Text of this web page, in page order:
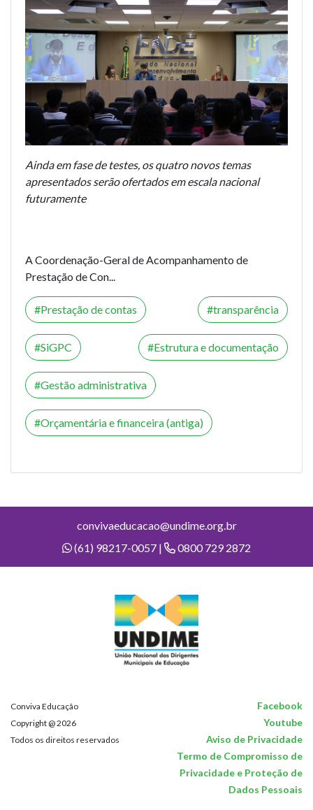
Ainda em fase de testes, os quatro novos temas
apresentados serão ofertados em escala nacional
futuramente
A Coordenação-Geral de Acompanhamento de
Prestação de Con...
Prestação de contas transparência
SiGPC Estrutura e documentação
Gestão administrativa
Orçamentária e financeira (antiga)
convivaeducacao@undime.org.br
(61) 98217-0057 |
0800 729 2872
Conviva Educação Facebook
Copyright @ 2026 Youtube
Todos os direitos reservados
Aviso de Privacidade
Termo de Compromisso de
Privacidade e Proteção de
Dados Pessoais